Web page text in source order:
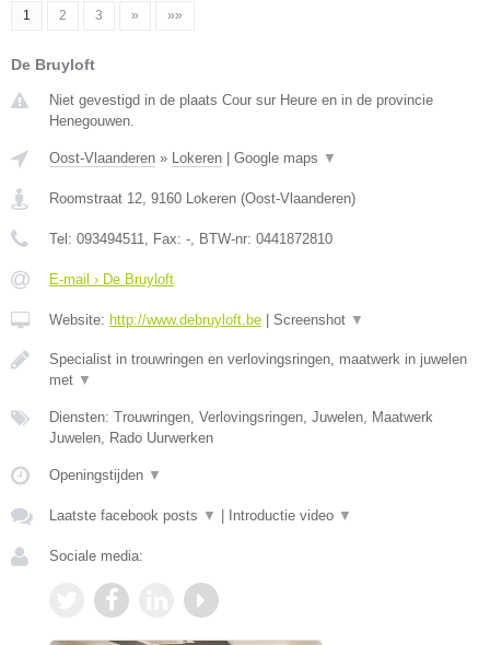
1 2 3 » »»
De Bruyloft
Niet gevestigd in de plaats Cour sur Heure en in de provincie
Henegouwen.
Oost-Vlaanderen » Lokeren Google maps ▼
Roomstraat 12, 9160 Lokeren (Oost-Vlaanderen)
Tel: 093494511, Fax: -, BTW-nr: 0441872810
E-mail › De Bruyloft
Website: http://www.debruyloft.be Screenshot ▼
Specialist in trouwringen en verlovingsringen, maatwerk in juwelen
met ▼
Diensten: Trouwringen, Verlovingsringen, Juwelen, Maatwerk
Juwelen, Rado Uurwerken
Openingstijden ▼
Laatste facebook posts ▼ Introductie video ▼
Sociale media: